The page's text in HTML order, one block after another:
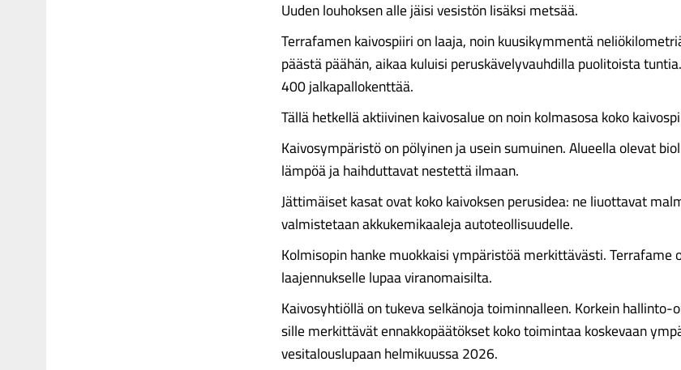
Uuden louhoksen alle jäisi vesistön lisäksi metsää.
Terrafamen kaivospiiri on laaja, noin kuusikymmentä
päästä päähän, aikaa kuluisi peruskävelyvauhdilla puolitoista
400 jalkapallokenttää.
Tällä hetkellä aktiivinen kaivosalue on noin kolmasosa koko
Kaivosympäristö on pölyinen ja usein sumuinen. Alueella olevat
lämpöä ja haihduttavat nestettä ilmaan.
Jättimäiset kasat ovat koko kaivoksen perusidea: ne liuottavat
valmistetaan akkukemikaaleja autoteollisuudelle.
Kolmisopin hanke muokkaisi ympäristöä merkittävästi. Terrafame
laajennukselle lupaa viranomaisilta.
Kaivosyhtiöllä on tukeva selkänoja toiminnalleen. Korkein hallinto-
sille merkittävät ennakkopäätökset koko toimintaa koskevaan
vesitalouslupaan helmikuussa 2026.